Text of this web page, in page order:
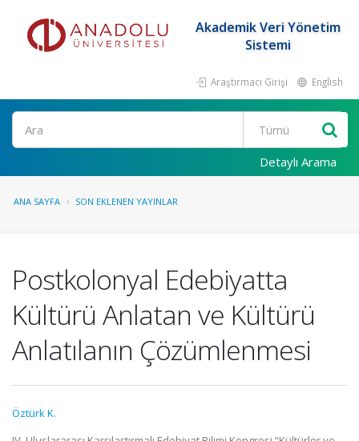
Akademik Veri Yönetim
Sistemi
Araştırmacı Girişi English
Ara
Detaylı Arama
ANA SAYFA SON EKLENEN YAYINLAR
Postkolonyal Edebiyatta
Kültürü Anlatan ve Kültürü
Anlatılanın Çözümlenmesi
Öztürk K.